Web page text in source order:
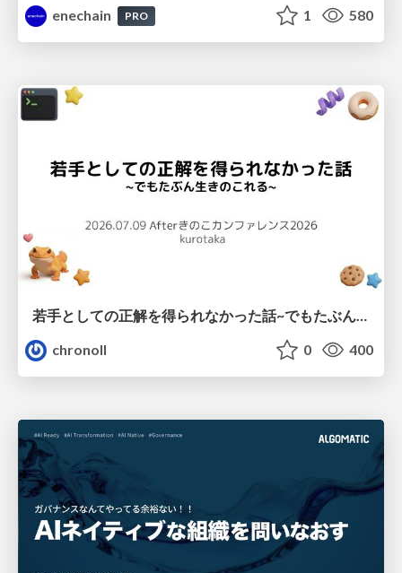
enechain
PRO 1 580
chronoll
0 400